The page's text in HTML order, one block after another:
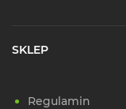
SKLEP
Regulamin